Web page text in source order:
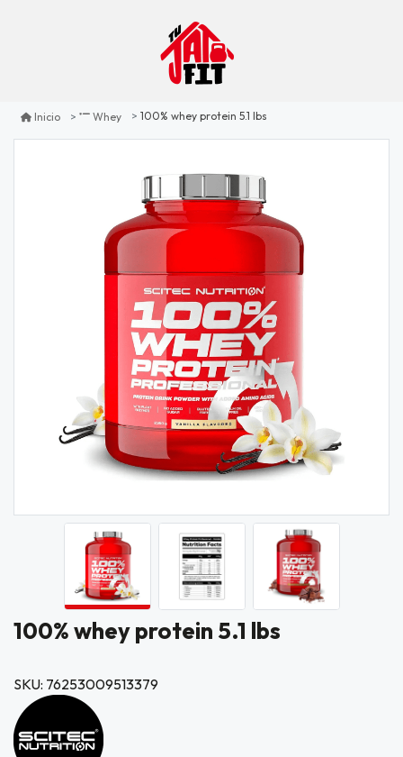
Inicio Whey 100% whey protein 5.1 lbs
100% whey protein 5.1 lbs
SKU: 76253009513379